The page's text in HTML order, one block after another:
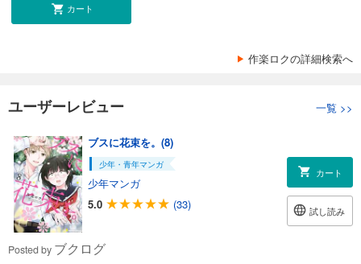
カート
作楽ロクの詳細検索へ
ユーザーレビュー 一覧 >>
ブスに花束を。(8)
少年・青年マンガ
少年マンガ
5.0
(33)
カート
試し読み
Posted by ブクログ